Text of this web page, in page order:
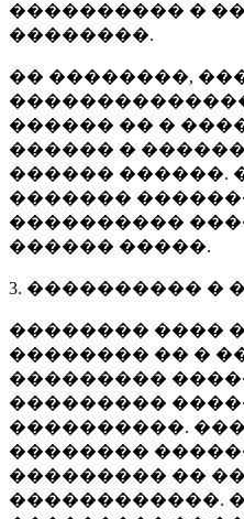
���������� �
��������.
�� ��������,
������ �� �
������ �
������ ������.
�������
����������
������ �����.
3. ���������� �
�������� ����
�������� �� �
���������
���������
����������.
��������
��������� ��
������������.